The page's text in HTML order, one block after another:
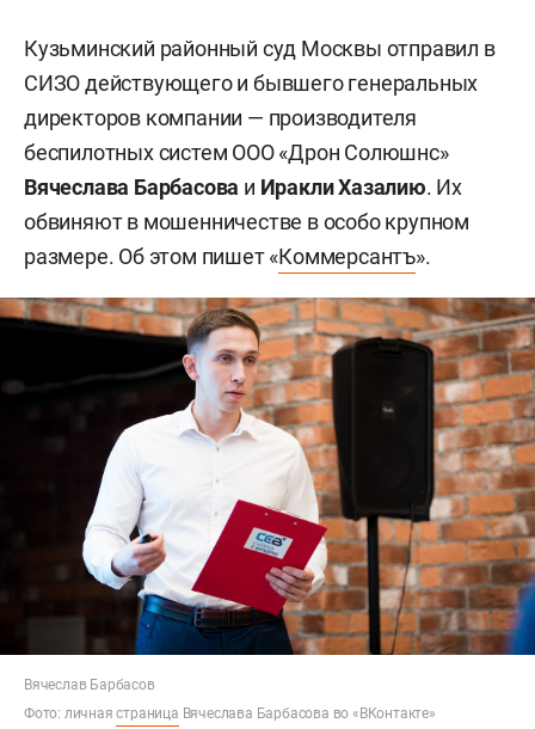
Кузьминский районный суд Москвы отправил в
СИЗО действующего и бывшего генеральных
директоров компании — производителя
беспилотных систем ООО «Дрон Солюшнс»
Вячеслава Барбасова и Иракли Хазалию. Их
обвиняют в мошенничестве в особо крупном
размере. Об этом пишет «Коммерсантъ».
Вячеслав Барбасов
Фото: личнаястраница Вячеслава Барбасова во «ВКонтакте»